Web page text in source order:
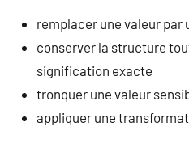
remplacer une valeur par
conserver la structure
signification exacte
tronquer une valeur
appliquer une